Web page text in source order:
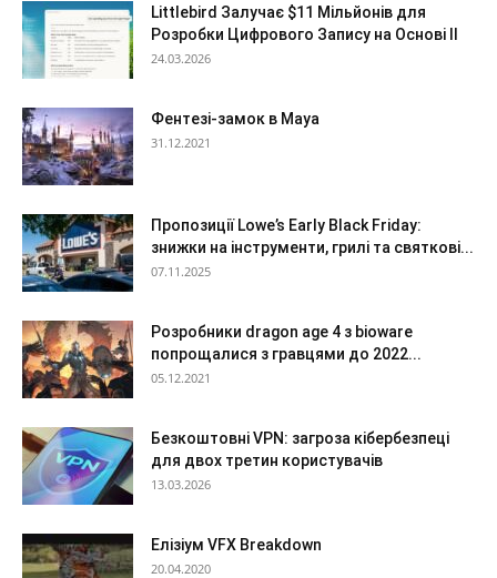
Littlebird Залучає $11 Мільйонів для
Розробки Цифрового Запису на Основі ІІ
24.03.2026
Фентезі-замок в Maya
31.12.2021
Пропозиції Lowe’s Early Black Friday:
знижки на інструменти, грилі та святкові...
07.11.2025
Розробники dragon age 4 з bioware
попрощалися з гравцями до 2022...
05.12.2021
Безкоштовні VPN: загроза кібербезпеці
для двох третин користувачів
13.03.2026
Елізіум VFX Breakdown
20.04.2020